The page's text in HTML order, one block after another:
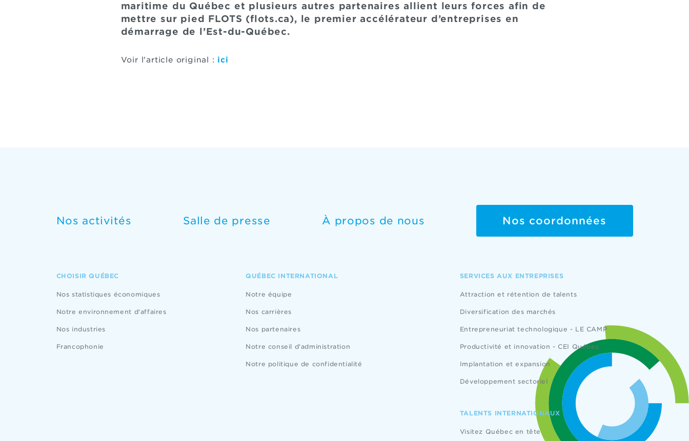
maritime du Québec et plusieurs autres partenaires allient leurs forces afin de
mettre sur pied FLOTS (flots.ca), le premier accélérateur d’entreprises en
démarrage de l’Est-du-Québec.
Voir l'article original : ici
Nos activités Salle de presse À propos de nous Nos coordonnées
CHOISIR QUÉBEC
Nos statistiques économiques
Notre environnement d'affaires
Nos industries
Francophonie
QUÉBEC INTERNATIONAL
Notre équipe
Nos carrières
Nos partenaires
Notre conseil d'administration
Notre politique de confidentialité
SERVICES AUX ENTREPRISES
Attraction et rétention de talents
Diversification des marchés
Entrepreneuriat technologique - LE CAMP
Productivité et innovation - CEI Québec
Implantation et expansion
Développement sectoriel
TALENTS INTERNATIONAUX
Visitez Québec en tête